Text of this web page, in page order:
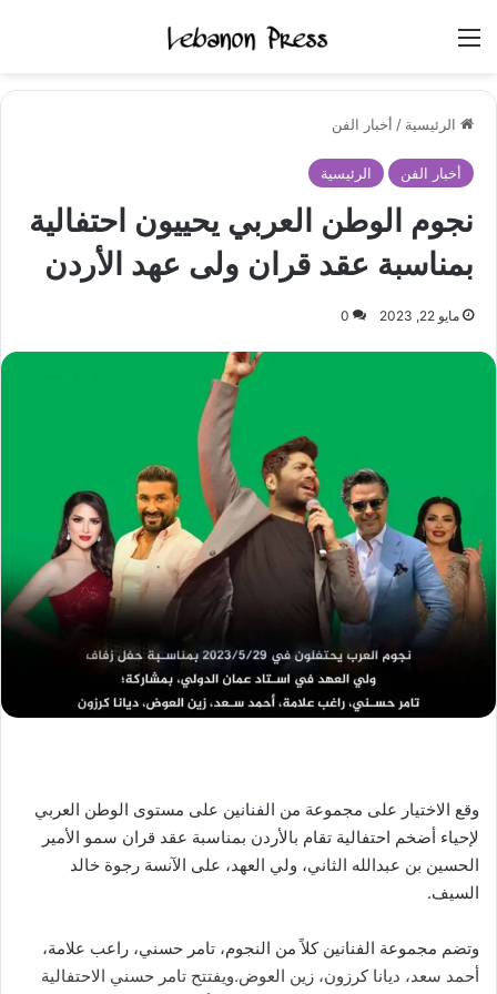
الرئيسية / أخبار الفن
أخبار الفن الرئيسية
نجوم الوطن العربي يحييون احتفالية
بمناسبة عقد قران ولى عهد الأردن
مايو 22, 2023 0
وقع الاختيار على مجموعة من الفنانين على مستوى الوطن العربي
لإحياء أضخم احتفالية تقام بالأردن بمناسبة عقد قران سمو الأمير
الحسين بن عبدالله الثاني، ولي العهد، على الآنسة رجوة خالد
السيف.
وتضم مجموعة الفنانين كلاً من النجوم، تامر حسني، راعب علامة،
أحمد سعد، ديانا كرزون، زين العوض.ويفتتح تامر حسني الاحتفالية